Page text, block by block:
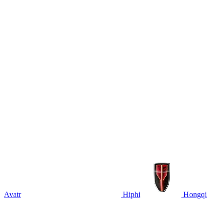
Avatr Hiphi Hongqi